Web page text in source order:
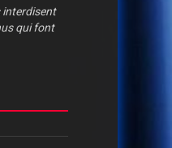
interdisent
qui font